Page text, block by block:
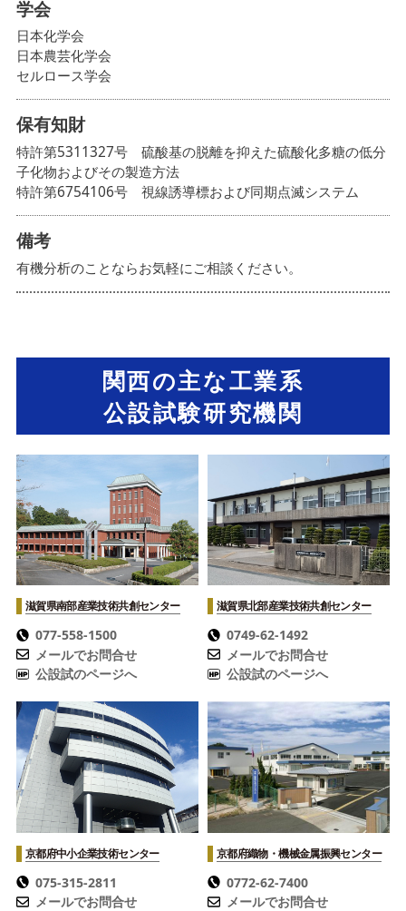
学会
日本化学会
日本農芸化学会
セルロース学会
保有知財
特許第5311327号 硫酸基の脱離を抑えた硫酸化多糖の低分
子化物およびその製造方法
特許第6754106号 視線誘導標および同期点滅システム
備考
有機分析のことならお気軽にご相談ください。
関西の主な工業系
公設試験研究機関
滋賀県南部産業技術共創センター
077-558-1500
メールでお問合せ
公設試のページへ
滋賀県北部産業技術共創センター
0749-62-1492
メールでお問合せ
公設試のページへ
京都府中小企業技術センター
075-315-2811
メールでお問合せ
京都府織物・機械金属振興センター
0772-62-7400
メールでお問合せ